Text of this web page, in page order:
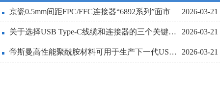
不准”的世界性难题，正反面随便
插。同时与它配套使用的USB数据
线也必须更细和更轻便。
京瓷0.5mm间距FPC/FFC连接器“6892系列”面市 2026-03-21
关于选择USB Type-C线缆和连接器的三个关键设计点详解 2026-03-21
帝斯曼高性能聚酰胺材料可用于生产下一代USBType-C连接器 2026-03-21